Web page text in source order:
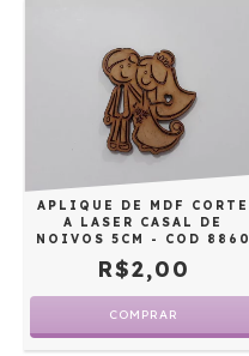
APLIQUE DE MDF CORTE
A LASER CASAL DE
NOIVOS 5CM - COD 8860
R$2,00